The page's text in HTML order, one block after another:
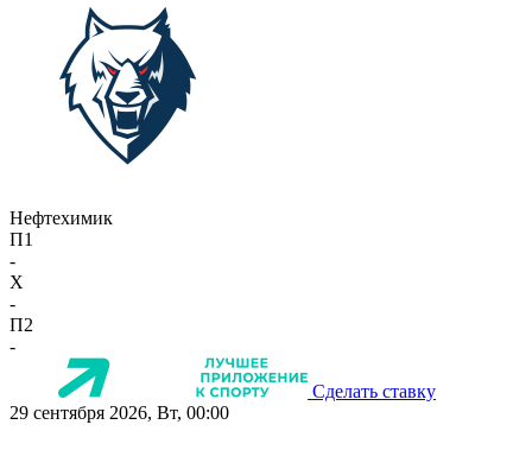
Нефтехимик
П1
-
X
-
П2
-
Сделать ставку
29 сентября 2026, Вт, 00:00